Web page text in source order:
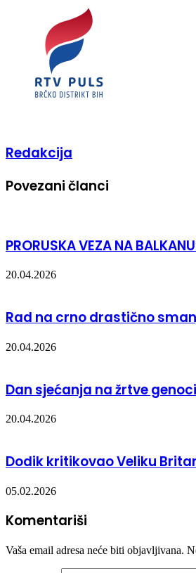
Redakcija
Povezani članci
PRORUSKA VEZA NA
20.04.2026
Rad na crno drastično
20.04.2026
Dan sjećanja na žrtve
20.04.2026
Dodik kritikovao Veliku
05.02.2026
Komentariši
Vaša email adresa neće biti objavljivana.